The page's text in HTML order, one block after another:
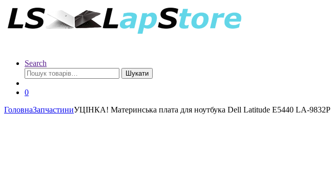
Search
Шукати
0
ГоловнаЗапчастиниУЦІНКА! Материнська плата для ноутбука Dell Latitude E5440 LA-9832P